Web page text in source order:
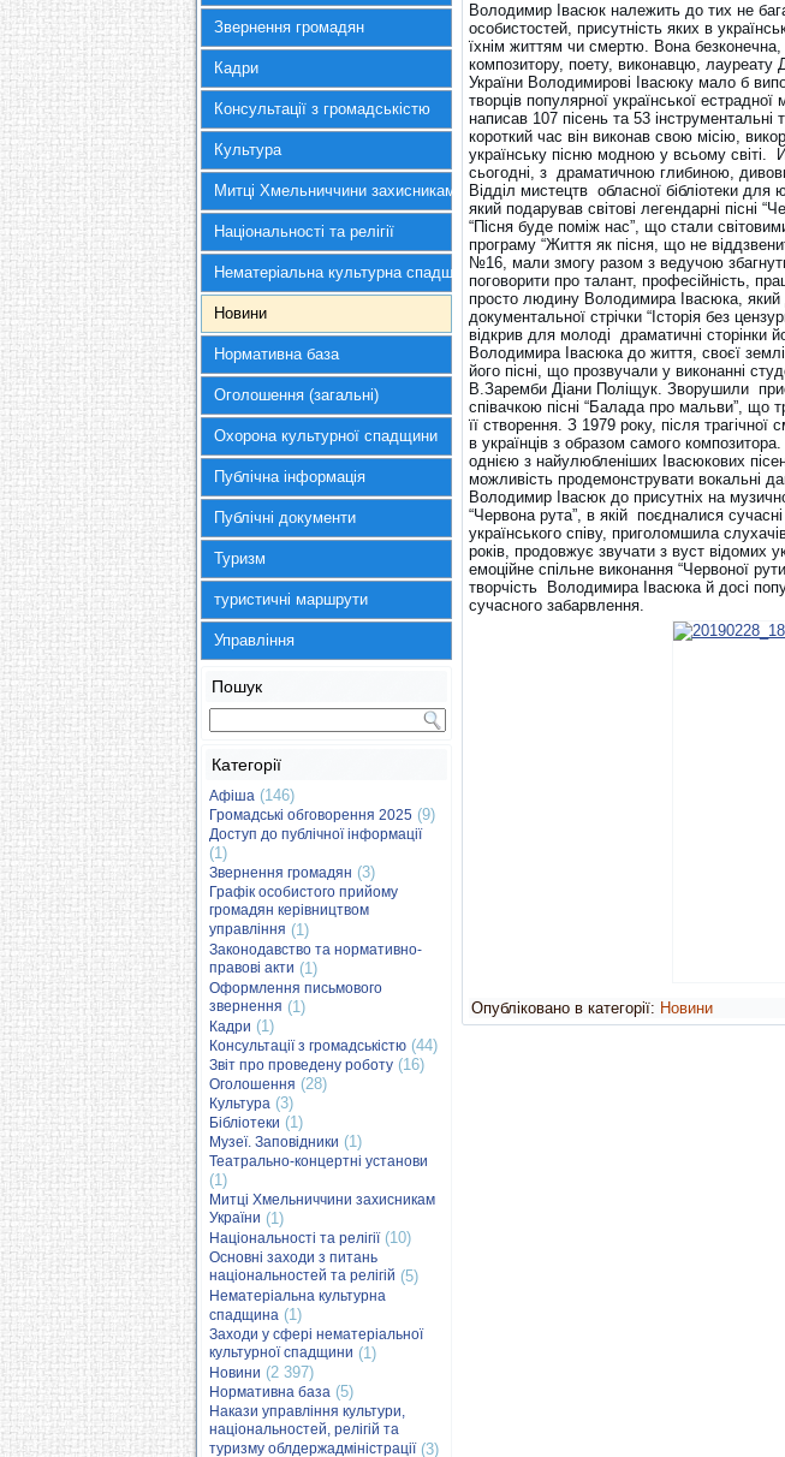
Звернення громадян
Кадри
Консультації з громадськістю
Культура
Митці Хмельниччини захисникам України
Національності та релігії
Нематеріальна культурна спадщина
Новини
Нормативна база
Оголошення (загальні)
Охорона культурної спадщини
Публічна інформація
Публічні документи
Туризм
туристичні маршрути
Управління
Пошук
Категорії
Афіша (146)
Громадські обговорення 2025 (9)
Доступ до публічної інформації
(1)
Звернення громадян (3)
Графік особистого прийому
громадян керівництвом
управління (1)
Законодавство та нормативно-
правові акти (1)
Оформлення письмового
звернення (1)
Кадри (1)
Консультації з громадськістю (44)
Звіт про проведену роботу (16)
Оголошення (28)
Культура (3)
Бібліотеки (1)
Музеї. Заповідники (1)
Театрально-концертні установи
(1)
Митці Хмельниччини захисникам
України (1)
Національності та релігії(10)
Основні заходи з питань
національностей та релігій (5)
Нематеріальна культурна
спадщина (1)
Заходи у сфері нематеріальної
культурної спадщини (1)
Новини (2 397)
Нормативна база (5)
Накази управління культури,
національностей, релігій та
туризму облдержадміністрації(3)
Володимир Івасюк належить до тих не
особистостей, присутність яких в
їхнім життям чи смертю. Вона безконечна,
композитору, поету, виконавцю, лауреату
України Володимирові Івасюку мало б
творців популярної української
написав 107 пісень та 53
короткий час він виконав свою місію,
українську пісню модною у всьому світі.
сьогодні, з драматичною глибиною,
Відділ мистецтв обласної бібліотеки
який подарував світові легендарні пісні
“Пісня буде поміж нас”, що стали
програму “Життя як пісня, що не
№16, мали змогу разом з ведучою
поговорити про талант, професійність,
просто людину Володимира Івасюка, який
документальної стрічки “Історія без
відкрив для молоді драматичні сторінки
Володимира Івасюка до життя, своєї
його пісні, що прозвучали у виконанні
В.Заремби Діани Поліщук. Зворушили
співачкою пісні “Балада про мальви”, що
її створення. З 1979 року, після
в українців з образом самого
однією з найулюбленіших Івасюкових
можливість продемонструвати вокальні
Володимир Івасюк до присутніх на
“Червона рута”, в якій поєдналися
українського співу, приголомшила
років, продовжує звучати з вуст відомих
емоційне спільне виконання “Червоної
творчість Володимира Івасюка й досі
сучасного забарвлення.
Опубліковано в категорії: Новини